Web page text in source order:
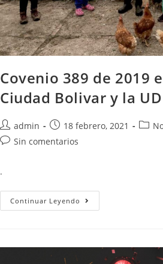
Covenio 389 de 2019
Ciudad Bolivar y la UD
admin 18 febrero, 2021
Sin comentarios
.
Continuar Leyendo